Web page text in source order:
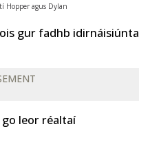
Hopper agus Dylan
gur fadhb idirnáisiúnta
leor réaltaí